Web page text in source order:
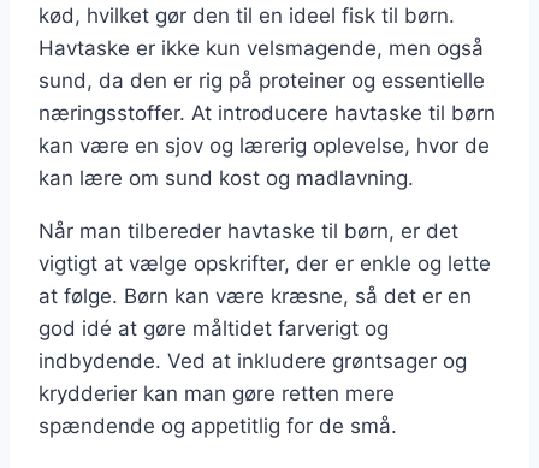
kød, hvilket gør den til en ideel fisk til børn.
Havtaske er ikke kun velsmagende, men også
sund, da den er rig på proteiner og essentielle
næringsstoffer. At introducere havtaske til børn
kan være en sjov og lærerig oplevelse, hvor de
kan lære om sund kost og madlavning.
Når man tilbereder havtaske til børn, er det
vigtigt at vælge opskrifter, der er enkle og lette
at følge. Børn kan være kræsne, så det er en
god idé at gøre måltidet farverigt og
indbydende. Ved at inkludere grøntsager og
krydderier kan man gøre retten mere
spændende og appetitlig for de små.